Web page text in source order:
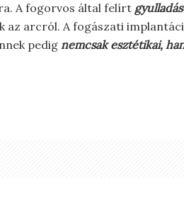
A fogorvos által felírt
az arcról. A fogászati
pedig nemcsak esztétikai,